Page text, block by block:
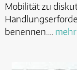
Mobilität zu
benennen.… mehr